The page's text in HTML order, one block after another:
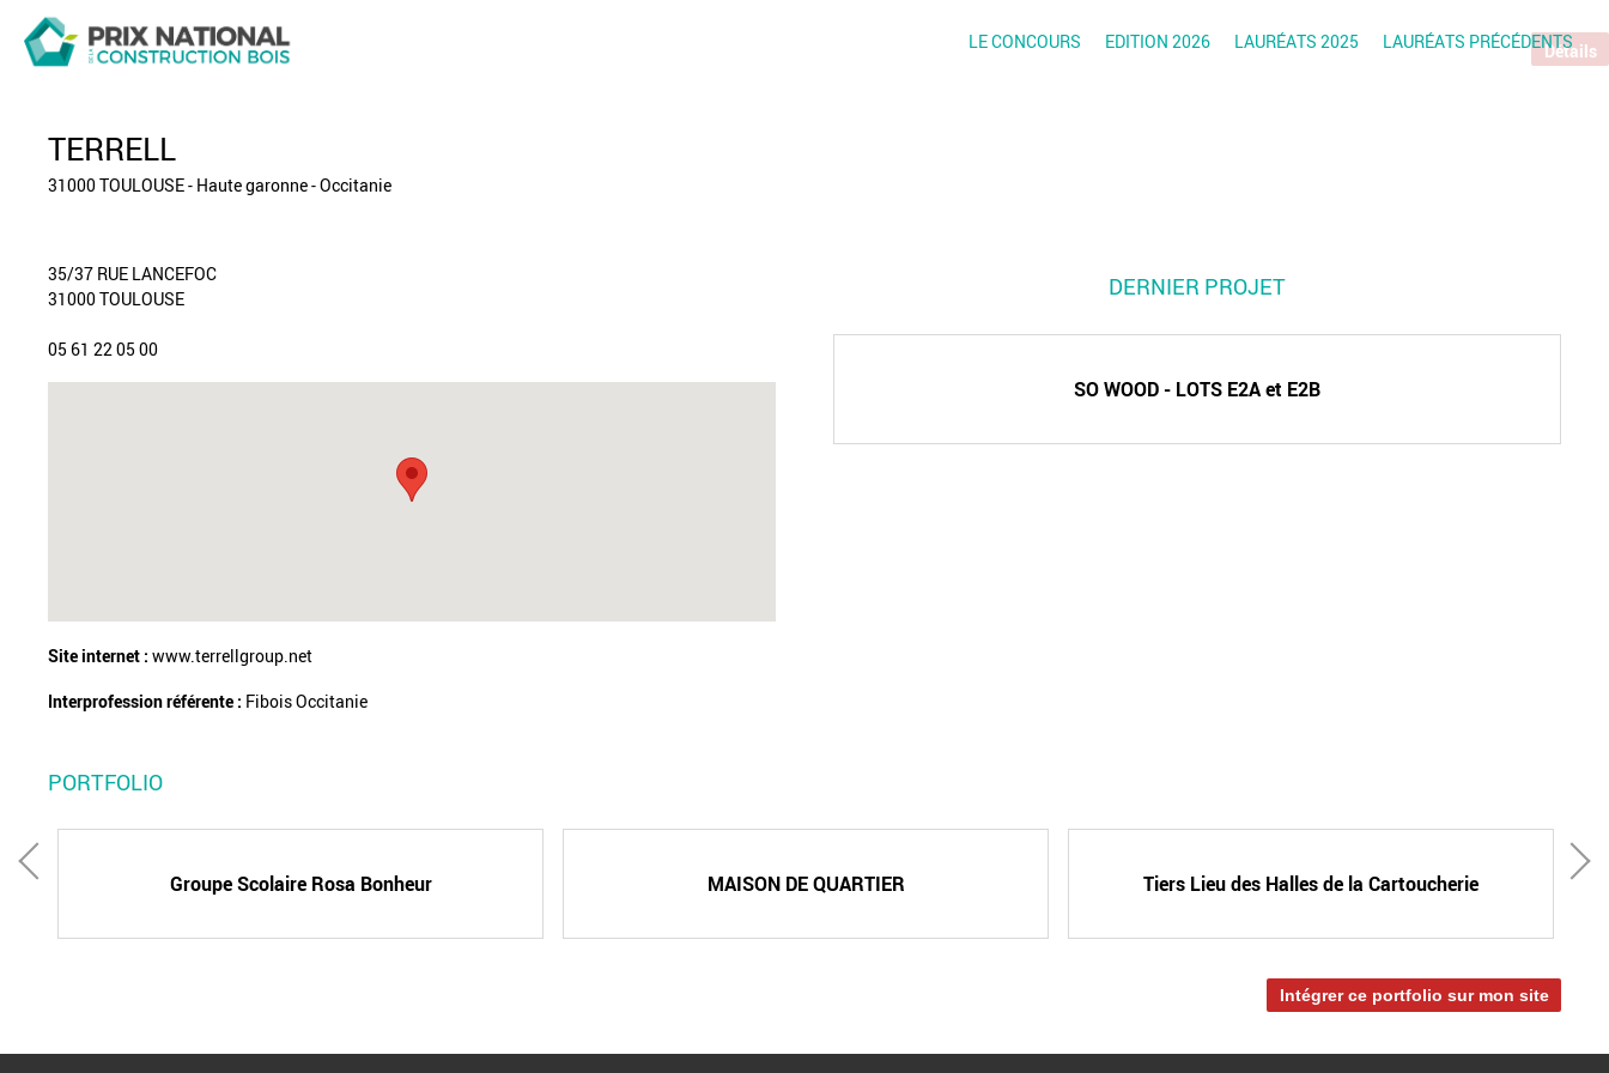
LE CONCOURS EDITION 2026 LAURÉATS 2025 LAURÉATS PRÉCÉDENTS
TERRELL
31000 TOULOUSE - Haute garonne - Occitanie
35/37 RUE LANCEFOC
31000 TOULOUSE
05 61 22 05 00
Site internet : www.terrellgroup.net
Interprofession référente : Fibois Occitanie
DERNIER PROJET
SO WOOD - LOTS E2A et E2B
Détails
PORTFOLIO
Groupe Scolaire Rosa Bonheur MAISON DE QUARTIER Tiers Lieu des Halles de la Cartoucherie
Intégrer ce portfolio sur mon site